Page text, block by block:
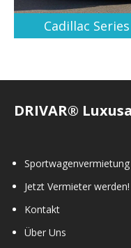
Cadillac
DRIVAR®
Sportwagenvermietung
Jetzt Vermieter werden!
Kontakt
Über Uns